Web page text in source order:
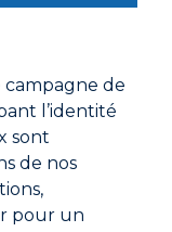
et procéder
campagne de
l’identité
sont
de nos
pour un